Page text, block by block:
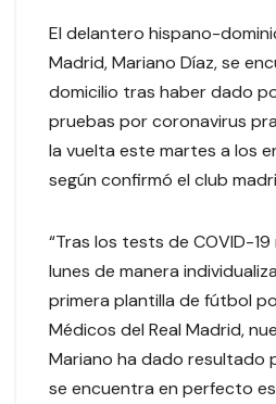
El delantero hispano-
Madrid, Mariano Díaz, se
domicilio tras haber dado
pruebas por coronavirus
la vuelta este martes a los
según confirmó el club
“Tras los tests de COVID-
lunes de manera
primera plantilla de fútbol
Médicos del Real Madrid,
Mariano ha dado resultado
se encuentra en perfecto